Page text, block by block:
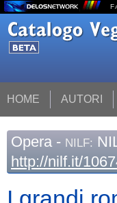
HOME AUTORI
Opera - NILF:
http://nilf.it/